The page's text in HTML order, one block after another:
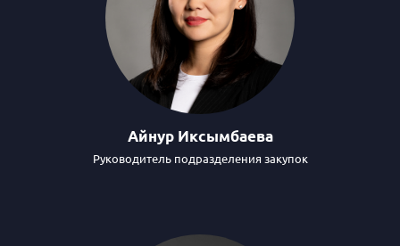
Айнур Иксымбаева
Руководитель подразделения закупок